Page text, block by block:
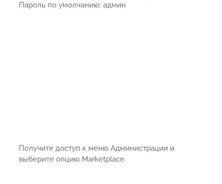
Пароль по умолчанию: админ
Получите доступ к меню Администрации и
выберите опцию Marketplace.